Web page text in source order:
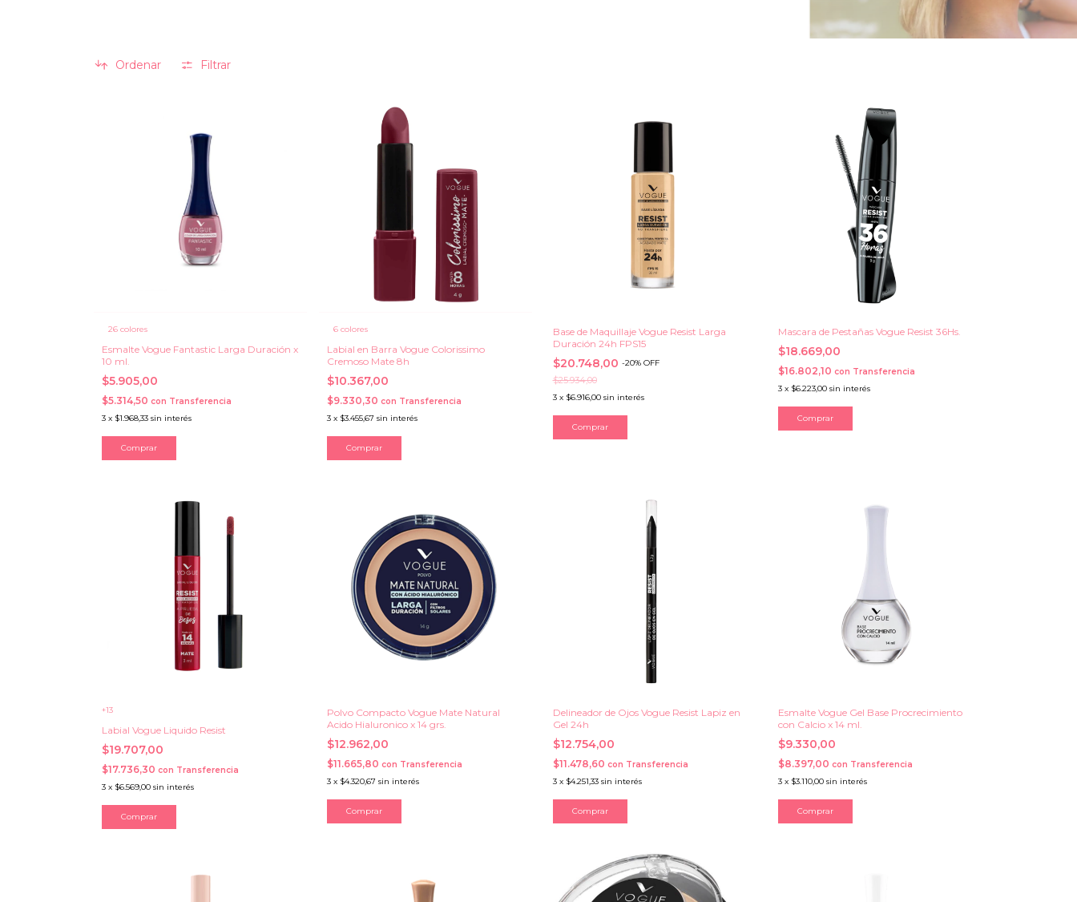
Ordenar Filtrar
26 colores
Esmalte Vogue Fantastic Larga Duración x
10 ml.
$5.905,00
$5.314,50 con Transferencia
3 x $1.968,33 sin interés
Comprar
6 colores
Labial en Barra Vogue Colorissimo
Cremoso Mate 8h
$10.367,00
$9.330,30con Transferencia
3 x $3.455,67 sin interés
Comprar
Base de Maquillaje Vogue Resist Larga
Duración 24h FPS15
$20.748,00 -20% OFF
$25.934,00
3 x $6.916,00 sin interés
Comprar
Mascara de Pestañas Vogue Resist 36Hs.
$18.669,00
$16.802,10 con Transferencia
3 x $6.223,00 sin interés
+13
Labial Vogue Liquido Resist
$19.707,00
$17.736,30 con Transferencia
3 x $6.569,00 sin interés
Comprar
Polvo Compacto Vogue Mate Natural
Acido Hialuronico x 14 grs.
$12.962,00
$11.665,80con Transferencia
3 x $4.320,67 sin interés
Comprar
Delineador de Ojos Vogue Resist Lapiz en
Gel 24h
$12.754,00
$11.478,60 con Transferencia
3 x $4.251,33 sin interés
Esmalte Vogue Gel Base Procrecimiento
con Calcio x 14 ml.
$9.330,00
$8.397,00 con Transferencia
3 x $3.110,00 sin interés